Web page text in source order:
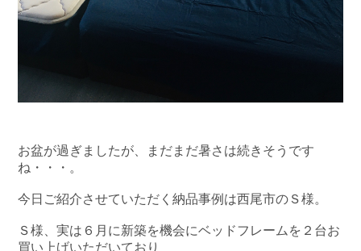
お盆が過ぎましたが、まだまだ暑さは続きそうです
ね・・・。
今日ご紹介させていただく納品事例は西尾市のＳ様。
Ｓ様、実は６月に新築を機会にベッドフレームを２台お
買い上げいただいており